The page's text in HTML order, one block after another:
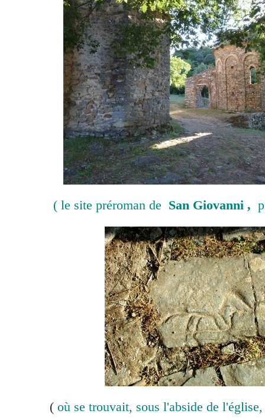
( le site préroman de San Giovanni ,
( où se trouvait, sous l'abside de